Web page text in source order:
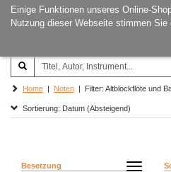
Einige Funktionen unseres Online-
Nutzung dieser Webseite stimmen
Joachim‐Trekel‐Musikverlag,
Hamburg
Home | Noten | Filter: Altblockflöte und
Sortierung: Datum (Absteigend)
Besetzung